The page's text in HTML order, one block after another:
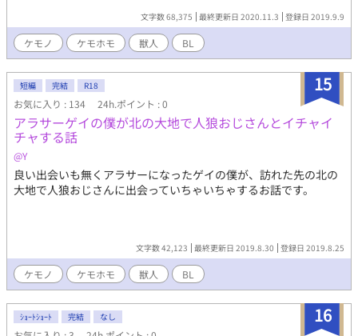
文字数 68,375 最終更新日 2020.11.3 登録日 2019.9.9
ケモノ ケモホモ 獣人 BL
15
短編 完結 R18
お気に入り : 134 24h.ポイント : 0
アラサーゲイの僕が北の大地で人狼おじさんとイチャイ
チャする話
@Y
良い出会いも無くアラサーになったゲイの僕が、訪れた先の北の
大地で人狼おじさんに出会っていちゃいちゃするお話です。
文字数 42,123 最終更新日 2019.8.30 登録日 2019.8.25
ケモノ ケモホモ 獣人 BL
16
ｼｮｰﾄｼｮｰﾄ 完結 なし